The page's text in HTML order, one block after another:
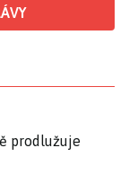
prodlužuje